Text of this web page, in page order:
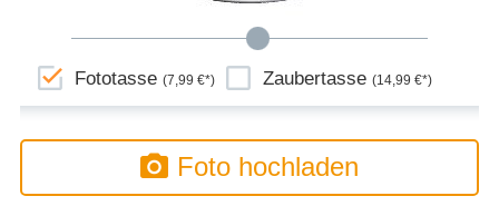
Fototasse(7,99 €*) Zaubertasse(14,99 €*)
Foto hochladen